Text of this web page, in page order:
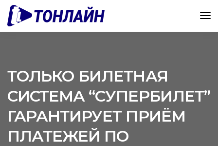
ТОЛЬКО БИЛЕТНАЯ
СИСТЕМА “СУПЕРБИЛЕТ”
ГАРАНТИРУЕТ ПРИЁМ
ПЛАТЕЖЕЙ ПО